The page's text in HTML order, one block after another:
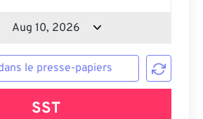
le presse-papiers
SST